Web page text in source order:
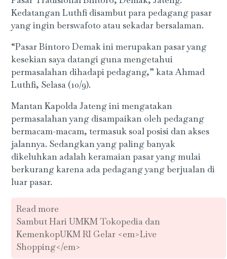
Kedatangan Luthfi disambut para pedagang pasar
yang ingin berswafoto atau sekadar bersalaman.
“Pasar Bintoro Demak ini merupakan pasar yang
kesekian saya datangi guna mengetahui
permasalahan dihadapi pedagang,” kata Ahmad
Luthfi, Selasa (10/9).
Mantan Kapolda Jateng ini mengatakan
permasalahan yang disampaikan oleh pedagang
bermacam-macam, termasuk soal posisi dan akses
jalannya. Sedangkan yang paling banyak
dikeluhkan adalah keramaian pasar yang mulai
berkurang karena ada pedagang yang berjualan di
luar pasar.
Read more
Sambut Hari UMKM Tokopedia dan
KemenkopUKM RI Gelar <em>Live
Shopping</em>